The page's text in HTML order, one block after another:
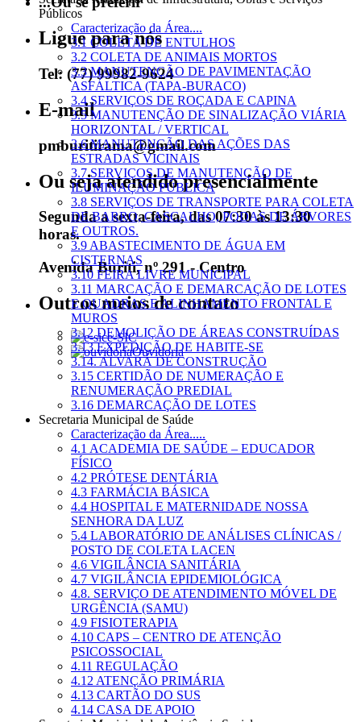
Ligue para nós
Tel: (77) 99982-9624
E-mail
pmburitirama@gmail.com
Ou seja atendido presencialmente
Segunda a sexta-feira, das 07:30 às 13:30
horas.
Avenida Buriti, nº 291 - Centro
Outros meios de contato
e-SIC
Ouvidoria
Públicos
Caracterização da Área....
3.1 COLETA DE ENTULHOS
3.2 COLETA DE ANIMAIS MORTOS
3.3 MANUTENÇÃO DE PAVIMENTAÇÃO
ASFÁLTICA (TAPA-BURACO)
3.4 SERVIÇOS DE ROÇADA E CAPINA
3.5 MANUTENÇÃO DE SINALIZAÇÃO VIÁRIA
HORIZONTAL / VERTICAL
3.6 MANUTENÇÃO DAS AÇÕES DAS
ESTRADAS VICINAIS
3.7 SERVIÇOS DE MANUTENÇÃO DE
ILUMINAÇÃO PÚBLICA
3.8 SERVIÇOS DE TRANSPORTE PARA COLETA
DE BARRO, CASCALHO, PODAS DE ÁRVORES
E OUTROS.
3.9 ABASTECIMENTO DE ÁGUA EM
CISTERNAS
3.10 FEIRA LIVRE MUNICIPAL
3.11 MARCAÇÃO E DEMARCAÇÃO DE LOTES
E QUADRAS E ALINHAMENTO FRONTAL E
MUROS
3.12 DEMOLIÇÃO DE ÁREAS CONSTRUÍDAS
3.13 EXPEDIÇÃO DE HABITE-SE
3.14. ALVARÁ DE CONSTRUÇÃO
3.15 CERTIDÃO DE NUMERAÇÃO E
RENUMERAÇÃO PREDIAL
3.16 DEMARCAÇÃO DE LOTES
Secretaria Municipal de Saúde
Caracterização da Área.....
4.1 ACADEMIA DE SAÚDE – EDUCADOR
FÍSICO
4.2 PRÓTESE DENTÁRIA
4.3 FARMÁCIA BÁSICA
4.4 HOSPITAL E MATERNIDADE NOSSA
SENHORA DA LUZ
5.4 LABORATÓRIO DE ANÁLISES CLÍNICAS /
POSTO DE COLETA LACEN
4.6 VIGILÂNCIA SANITÁRIA
4.7 VIGILÂNCIA EPIDEMIOLÓGICA
4.8. SERVIÇO DE ATENDIMENTO MÓVEL DE
URGÊNCIA (SAMU)
4.9 FISIOTERAPIA
4.10 CAPS – CENTRO DE ATENÇÃO
PSICOSSOCIAL
4.11 REGULAÇÃO
4.12 ATENÇÃO PRIMÁRIA
4.13 CARTÃO DO SUS
4.14 CASA DE APOIO